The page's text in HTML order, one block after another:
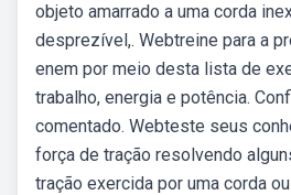
objeto amarrado a uma corda
desprezível,. Webtreine para a
enem por meio desta lista de
trabalho, energia e potência.
comentado. Webteste seus
força de tração resolvendo
tração exercida por uma corda